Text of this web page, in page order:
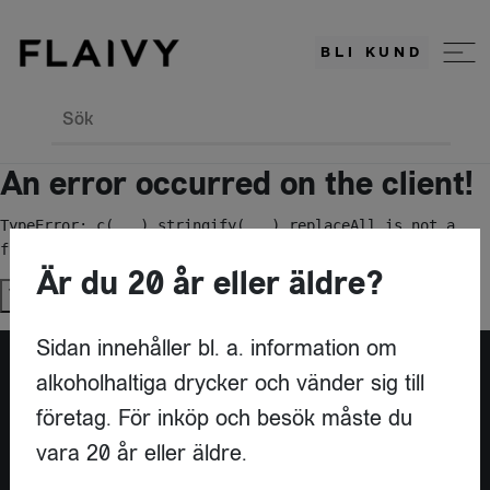
BLI KUND
Sök
An error occurred on the client!
TypeError: c(...).stringify(...).replaceAll is not a
function
Try again
Är du leverantör?
Är du 20 år eller äldre?
Sidan innehåller bl. a. information om
alkoholhaltiga drycker och vänder sig till
företag. För inköp och besök måste du
vara 20 år eller äldre.